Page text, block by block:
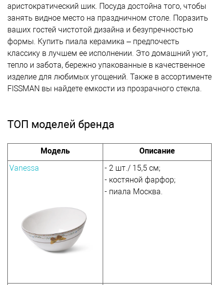
аристократический шик. Посуда достойна того, чтобы
занять видное место на праздничном столе. Поразить
ваших гостей чистотой дизайна и безупречностью
формы. Купить пиала керамика – предпочесть
классику в лучшем ее исполнении. Это домашний уют,
тепло и забота, бережно упакованные в качественное
изделие для любимых угощений. Также в ассортименте
FISSMAN вы найдете емкости из прозрачного стекла.
ТОП моделей бренда
Модель
Описание
Vanessa
- 2 шт./ 15,5 см;
- костяной фарфор;
- пиала Москва.